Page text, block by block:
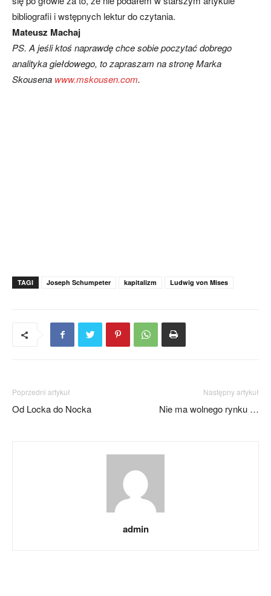
bibliografii i wstępnych lektur do czytania.
Mateusz Machaj
PS. A jeśli ktoś naprawdę chce sobie poczytać dobrego
analityka giełdowego, to zapraszam na stronę Marka
Skousena www.mskousen.com.
TAGI Joseph Schumpeter kapitalizm Ludwig von Mises
Poprzedni artykuł
Od Locka do Nocka
Następny artykuł
Nie ma wolnego rynku …
admin